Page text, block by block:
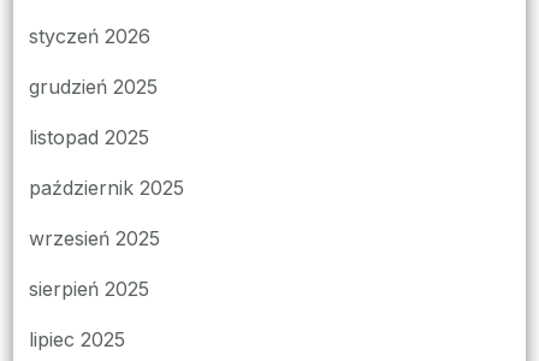
styczeń 2026
grudzień 2025
listopad 2025
październik 2025
wrzesień 2025
sierpień 2025
lipiec 2025